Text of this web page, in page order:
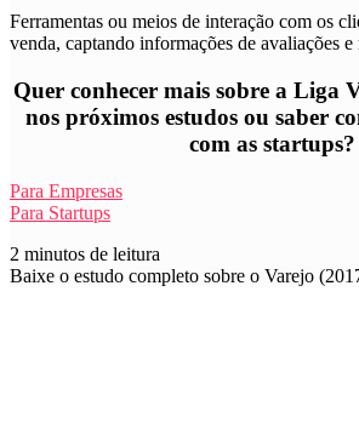
Ferramentas ou meios de interação com os
venda, captando informações de avaliações e
Quer conhecer mais sobre a Liga
nos próximos estudos ou saber
com as startups?
Para Empresas
Para Startups
2 minutos de leitura
Baixe o estudo completo sobre o Varejo